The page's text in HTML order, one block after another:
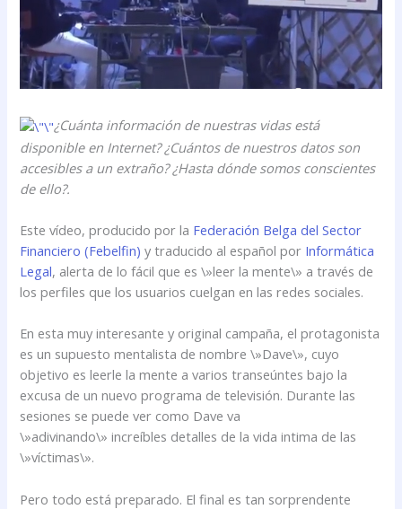
¿Cuánta información de nuestras vidas está
disponible en Internet? ¿Cuántos de nuestros datos son
accesibles a un extraño? ¿Hasta dónde somos conscientes
de ello?.
Este vídeo, producido por la Federación Belga del Sector
Financiero (Febelfin) y traducido al español por Informática
Legal, alerta de lo fácil que es \»leer la mente\» a través de
los perfiles que los usuarios cuelgan en las redes sociales.
En esta muy interesante y original campaña, el protagonista
es un supuesto mentalista de nombre \»Dave\», cuyo
objetivo es leerle la mente a varios transeúntes bajo la
excusa de un nuevo programa de televisión. Durante las
sesiones se puede ver como Dave va
\»adivinando\» increíbles detalles de la vida intima de las
\»víctimas\».
Pero todo está preparado. El final es tan sorprendente